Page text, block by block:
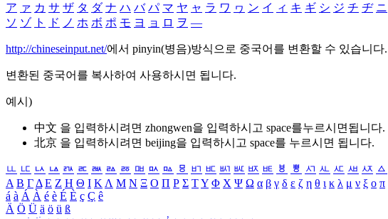
ア ァ カ サ ザ タ ダ ナ ハ バ パ マ ヤ ャ ラ ワ ヮ ン イ ィ キ ギ シ ジ チ ヂ ニ
ソ ゾ ト ド ノ ホ ボ ポ モ ヨ ョ ロ ヲ ―
http://chineseinput.net/에서 pinyin(병음)방식으로 중국어를 변환할 수 있습니다.
변환된 중국어를 복사하여 사용하시면 됩니다.
예시)
中文 을 입력하시려면 zhongwen을 입력하시고 space를누르시면됩니다.
北京 을 입력하시려면 beijing을 입력하시고 space를 누르시면 됩니다.
ㅥ ㅦ ㅧ ㅨ ㅩ ㅪ ㅫ ㅬ ㅭ ㅮ ㅯ ㅰ ㅱ ㅲ ㅳ ㅴ ㅵ ㅶ ㅷ ㅸ ㅹ ㅺ ㅻ ㅼ ㅽ ㅾ ㅿ
Α Β ΓΔ Ε Ζ Η Θ Ι ΚΛ Μ Ν Ξ Ο Π Ρ Σ ΤΥ Φ Χ Ψ Ω α β γ δ ε ζ η θ ι κ λ μ ν ξ ο π
á à Á À é è É È ç Ç ê
Ä Ö Ü ä ö ü ß